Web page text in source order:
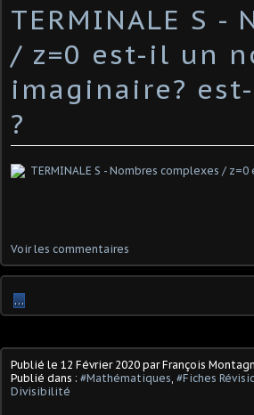
TERMINALE S -
/ z=0 est-il un
imaginaire?
?
Voir les commentaires
…
Publié le 12 Février 2020 par François
Publié dans : #Mathématiques #Fiches
Divisibilité